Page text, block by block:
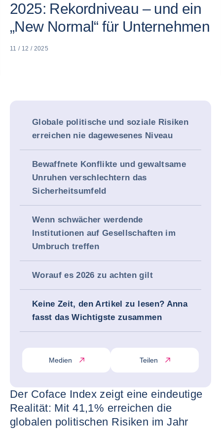
2025: Rekordniveau – und ein
„New Normal“ für Unternehmen
11 / 12 / 2025
Globale politische und soziale Risiken
erreichen nie dagewesenes Niveau
Bewaffnete Konflikte und gewaltsame
Unruhen verschlechtern das
Sicherheitsumfeld
Wenn schwächer werdende
Institutionen auf Gesellschaften im
Umbruch treffen
Worauf es 2026 zu achten gilt
Keine Zeit, den Artikel zu lesen? Anna
fasst das Wichtigste zusammen
Medien Teilen
Der Coface Index zeigt eine eindeutige
Realität: Mit 41,1% erreichen die
globalen politischen Risiken im Jahr